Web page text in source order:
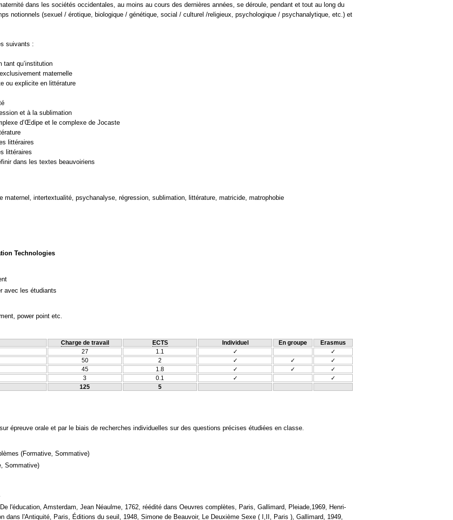
dans les sociétés occidentales, au moins au cours des dernières années, se déroule, pendant et tout au long du
notionnels (sexuel / érotique, biologique / génétique, social / culturel /religieux, psychologique / psychanalytique, etc.) et
suivants :
tant qu’institution
maternelle
ou explicite en littérature
et à la sublimation
d’Œdipe et le complexe de Jocaste
littéraires
littéraires
dans les textes beauvoiriens
maternel, intertextualité, psychanalyse, régression, sublimation, littérature, matricide, matrophobie
Technologies
avec les étudiants
power point etc.
Charge de travail ECTS Individuel En groupe
Erasmus
27 1.1 ✓
✓
50 2 ✓ ✓
✓
45 1.8 ✓ ✓
✓
3 0.1 ✓
✓
125 5
épreuve orale et par le biais de recherches individuelles sur des questions précises étudiées en classe.
(Formative, Sommative)
Sommative)
l'éducation, Amsterdam, Jean Néaulme, 1762, réédité dans Oeuvres complètes, Paris, Gallimard, Pleiade,1969, Henri-
dans l'Antiquité, Paris, Éditions du seuil, 1948, Simone de Beauvoir, Le Deuxième Sexe ( I,II, Paris ), Gallimard, 1949,